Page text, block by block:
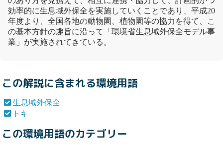
効率的に生息域外保全を実施していくことであり、平成20
年度より、全国各地の動物園、植物園等の協力を得て、こ
の基本方針の趣旨に沿って「環境省生息域外保全モデル事
業」が実施されてきている。
この解説に含まれる環境用語
生息域外保全
トキ
この環境用語のカテゴリー